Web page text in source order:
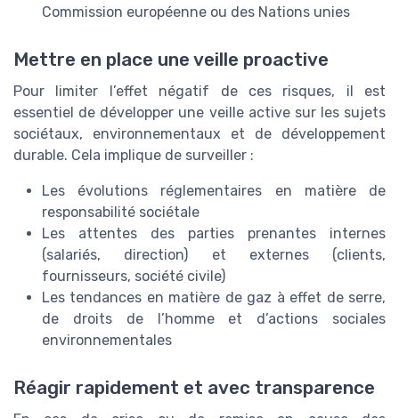
Commission européenne ou des Nations unies
Mettre en place une veille proactive
Pour limiter l’effet négatif de ces risques, il est
essentiel de développer une veille active sur les sujets
sociétaux, environnementaux et de développement
durable. Cela implique de surveiller :
Les évolutions réglementaires en matière de
responsabilité sociétale
Les attentes des parties prenantes internes
(salariés, direction) et externes (clients,
fournisseurs, société civile)
Les tendances en matière de gaz à effet de serre,
de droits de l’homme et d’actions sociales
environnementales
Réagir rapidement et avec transparence